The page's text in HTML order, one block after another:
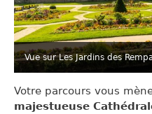
Vue sur Les Jardins des
Votre parcours vous
majestueuse